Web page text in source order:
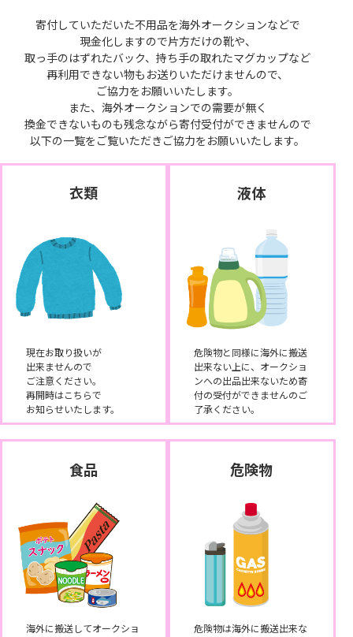
寄付していただいた不用品を海外オークションなどで
現金化しますので片方だけの靴や、
取っ手のはずれたバック、持ち手の取れたマグカップなど
再利用できない物もお送りいただけませんので、
ご協力をお願いいたします。
また、海外オークションでの需要が無く
換金できないものも残念ながら寄付受付ができませんので
以下の一覧をご覧いただきご協力をお願いいたします。
衣類
現在お取り扱いが
出来ませんので
ご注意ください。
再開時はこちらで
お知らせいたします。
液体
危険物と同様に海外に搬送
出来ない上に、オークショ
ンへの出品出来ないため寄
付の受付ができませんのご
了承ください。
食品
海外に搬送してオークショ
危険物
危険物は海外に搬送出来な